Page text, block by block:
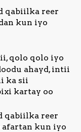
qabiilka reer
kun iyo
qolo qolo iyo
ahayd, intii
ka sii
kartay oo
qabiilka reer
afartan kun iyo